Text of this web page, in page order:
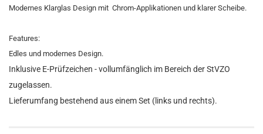
Modernes Klarglas Design mit Chrom-Applikationen und klarer Scheibe.
Features:
Edles und modernes Design.
Inklusive E-Prüfzeichen - vollumfänglich im Bereich der StVZO
zugelassen.
Lieferumfang bestehend aus einem Set (links und rechts).